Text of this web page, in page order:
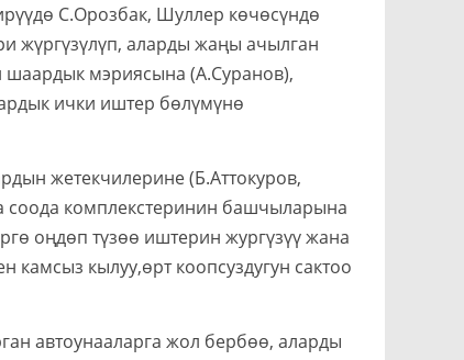
С.Орозбак, Шуллер көчөсүндө
жүргүзүлүп, аларды жаңы ачылган
шаардык мэриясына (А.Суранов),
ички иштер бөлүмүнө
жетекчилерине (Б.Аттокуров,
комплекстеринин башчыларына
оңдөп түзөө иштерин жургүзүү жана
камсыз кылуу,өрт коопсуздугун сактоо
автоунааларга жол бербөө, аларды